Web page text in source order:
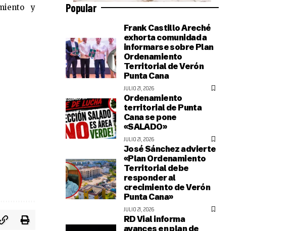
y
Popular
Frank Castillo Areché
exhorta comunidad a
informarse sobre Plan
Ordenamiento
Territorial de Verón
Punta Cana
JULIO 21, 2026
Ordenamiento
territorial de Punta
Cana se pone
«SALADO»
JULIO 21, 2026
José Sánchez advierte
«Plan Ordenamiento
Territorial debe
responder al
crecimiento de Verón
Punta Cana»
JULIO 21, 2026
RD Vial informa
avances en plan de